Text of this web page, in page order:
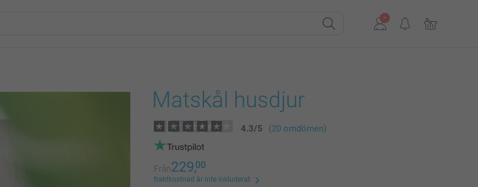
Matskål husdjur
4.3/5 (20 omdömen)
Från229,00
fraktkostnad är inte inkluderat